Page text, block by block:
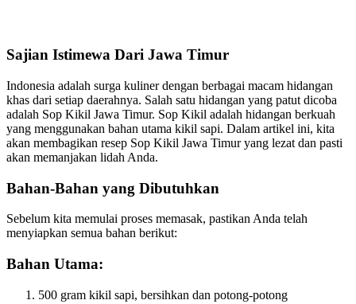
Sajian Istimewa Dari Jawa Timur
Indonesia adalah surga kuliner dengan berbagai macam hidangan
khas dari setiap daerahnya. Salah satu hidangan yang patut dicoba
adalah Sop Kikil Jawa Timur. Sop Kikil adalah hidangan berkuah
yang menggunakan bahan utama kikil sapi. Dalam artikel ini, kita
akan membagikan resep Sop Kikil Jawa Timur yang lezat dan pasti
akan memanjakan lidah Anda.
Bahan-Bahan yang Dibutuhkan
Sebelum kita memulai proses memasak, pastikan Anda telah
menyiapkan semua bahan berikut:
Bahan Utama:
500 gram kikil sapi, bersihkan dan potong-potong